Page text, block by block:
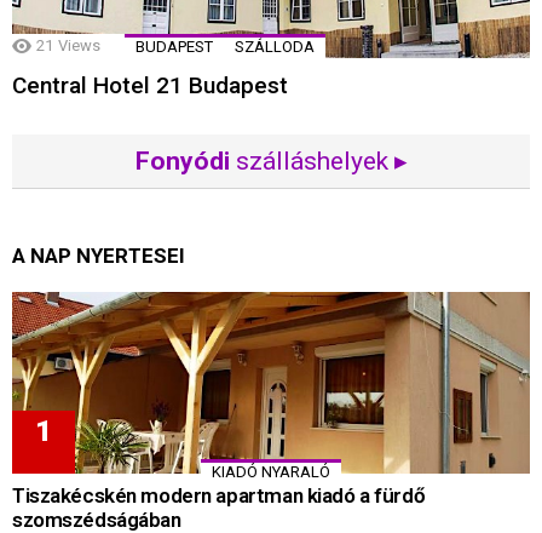
21 Views BUDAPEST SZÁLLODA
Central Hotel 21 Budapest
Fonyódi szálláshelyek ▸
A NAP NYERTESEI
KIADÓ NYARALÓ
Tiszakécskén modern apartman kiadó a fürdő
szomszédságában